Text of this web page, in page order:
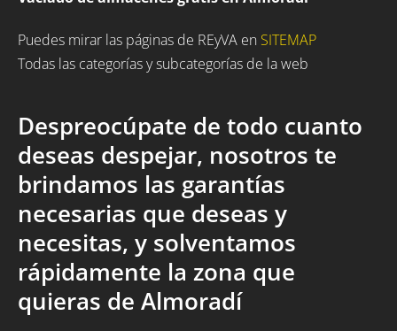
Puedes mirar las páginas de REyVA en SITEMAP
Todas las categorías y subcategorías de la web
Despreocúpate de todo cuanto
deseas despejar, nosotros te
brindamos las garantías
necesarias que deseas y
necesitas, y solventamos
rápidamente la zona que
quieras de Almoradí